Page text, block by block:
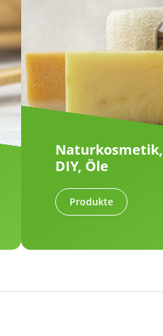
Naturkosmetik,
DIY, Öle
Produkte